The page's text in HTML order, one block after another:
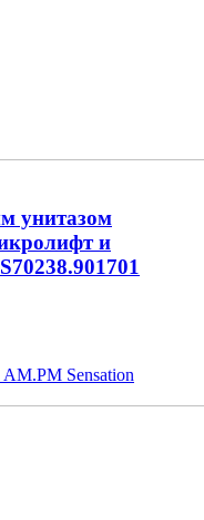
унитазом
и